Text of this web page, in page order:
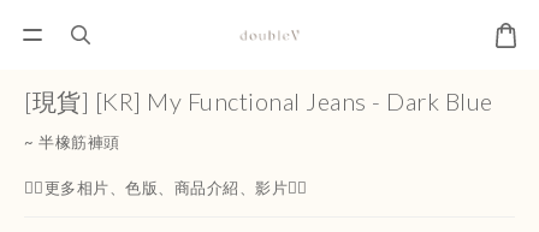
[現貨] [KR] My Functional Jeans - Dark Blue
~ 半橡筋褲頭
👇🏻更多相片、色版、商品介紹、影片👇🏻